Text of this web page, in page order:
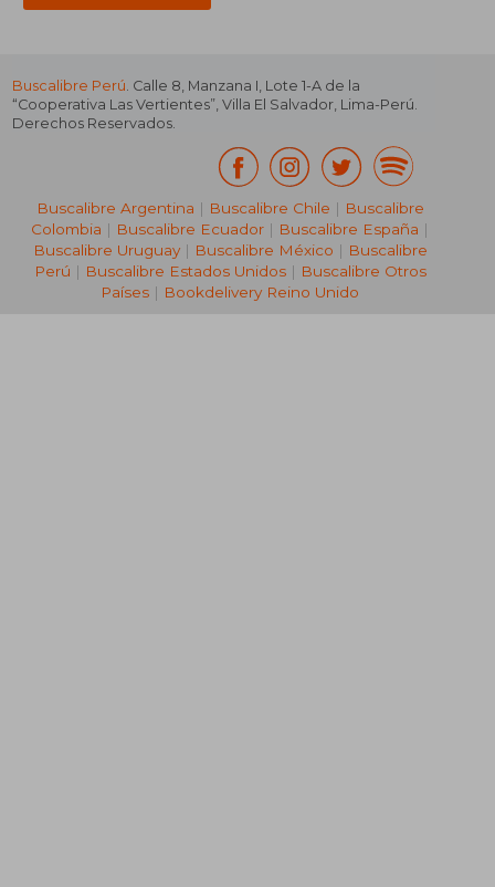
Buscalibre Perú. Calle 8, Manzana I, Lote 1-A de la
“Cooperativa Las Vertientes”, Villa El Salvador, Lima-Perú.
Derechos Reservados.
Buscalibre Argentina | Buscalibre Chile | Buscalibre
Colombia | Buscalibre Ecuador | Buscalibre España |
Buscalibre Uruguay| Buscalibre México | Buscalibre
Perú | Buscalibre Estados Unidos| Buscalibre Otros
Países | Bookdelivery Reino Unido